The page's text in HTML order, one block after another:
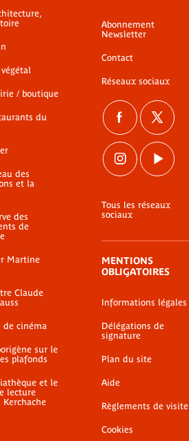
/ boutique
du
des
et la
des
de
Martine
Claude
de cinéma
sur le
plafonds
et le
lecture
Kerchache
Abonnement
Newsletter
Contact
Réseaux sociaux
Tous les réseaux
sociaux
MENTIONS
OBLIGATOIRES
Informations légales
Délégations de
signature
Plan du site
Aide
Règlements de visite
Cookies